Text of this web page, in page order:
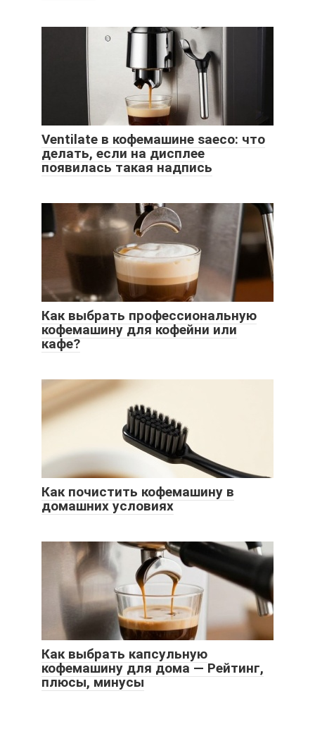
Ventilate в кофемашине saeco: что
делать, если на дисплее
появилась такая надпись
Как выбрать профессиональную
кофемашину для кофейни или
кафе?
Как почистить кофемашину в
домашних условиях
Как выбрать капсульную
кофемашину для дома — Рейтинг,
плюсы, минусы